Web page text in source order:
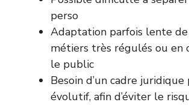
perso
Adaptation parfois lente
métiers très régulés ou en
le public
Besoin d’un cadre
évolutif, afin d’éviter le